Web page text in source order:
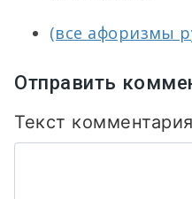
(все афоризмы
Отправить
Текст